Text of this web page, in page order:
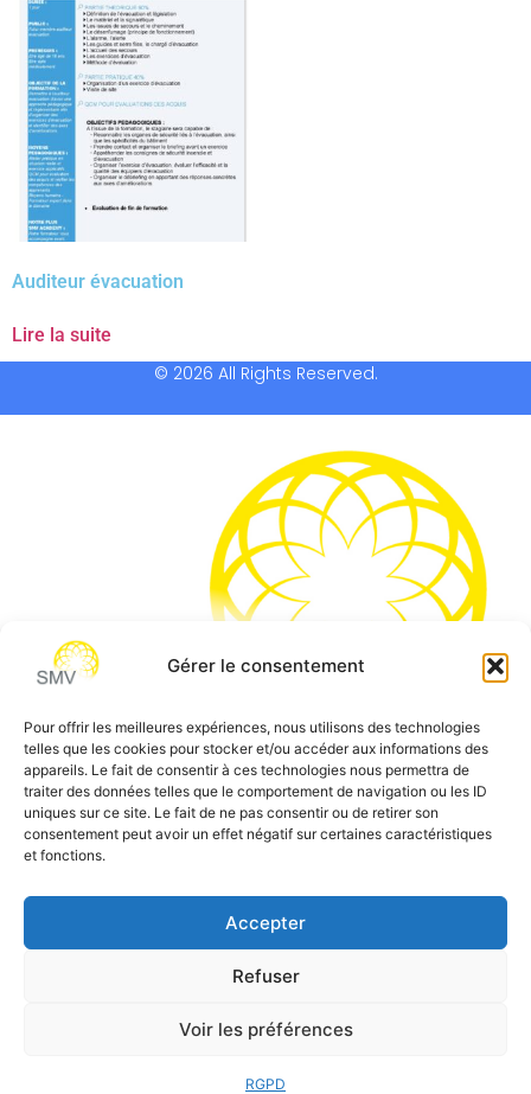
Gérer le consentement
Pour offrir les meilleures expériences, nous utilisons des technologies
telles que les cookies pour stocker et/ou accéder aux informations des
appareils. Le fait de consentir à ces technologies nous permettra de
traiter des données telles que le comportement de navigation ou les ID
uniques sur ce site. Le fait de ne pas consentir ou de retirer son
consentement peut avoir un effet négatif sur certaines caractéristiques
et fonctions.
Accepter
Refuser
Voir les préférences
RGPD
Auditeur évacuation
Lire la suite
© 2026 All Rights Reserved.
SMV permet de vous aider à gagner du temps et vous
permettre de vous concentrer sur l’essentiel de votre
métier
Téléphone:0 805 69 64 75 / 02 37 34 04 04
contact@smvformation.fr
Création & Hébergement Web Cloud par